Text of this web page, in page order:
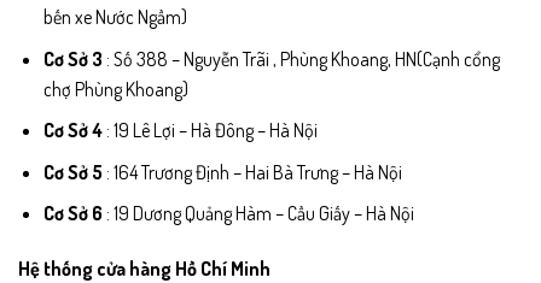
bến xe Nước Ngầm)
Cơ Sở 3 : Số 388 – Nguyễn Trãi , Phùng Khoang, HN(Cạnh cổng
chợ Phùng Khoang)
Cơ Sở 4: 19 Lê Lợi – Hà Đông – Hà Nội
Cơ Sở 5 : 164 Trương Định – Hai Bà Trưng – Hà Nội
Cơ Sở 6 : 19 Dương Quảng Hàm – Cầu Giấy – Hà Nội
Hệ thống cửa hàng Hồ Chí Minh